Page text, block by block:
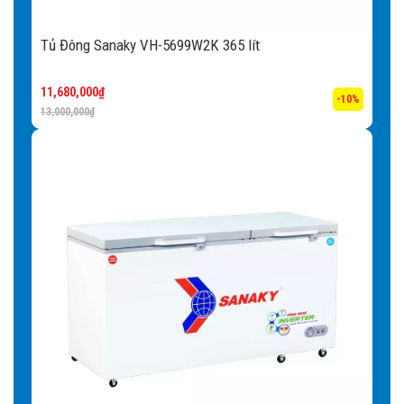
Tủ Đông Sanaky VH-5699W2K 365 lít
13,000,000₫
11,680,000₫
-10%